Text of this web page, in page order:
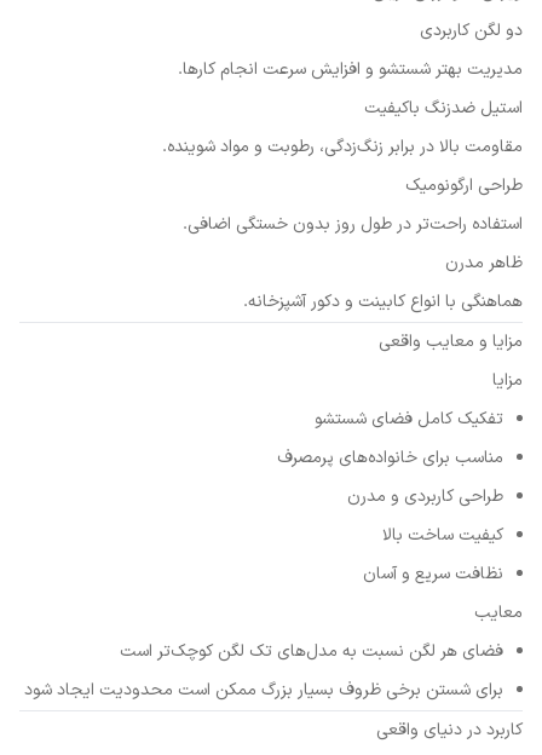
دو لگن کاربردی
مدیریت بهتر شستشو و افزایش سرعت انجام کارها.
استیل ضدزنگ باکیفیت
مقاومت بالا در برابر زنگ‌زدگی، رطوبت و مواد شوینده.
طراحی ارگونومیک
استفاده راحت‌تر در طول روز بدون خستگی اضافی.
ظاهر مدرن
هماهنگی با انواع کابینت و دکور آشپزخانه.
مزایا و معایب واقعی
مزایا
تفکیک کامل فضای شستشو
مناسب برای خانواده‌های پرمصرف
طراحی کاربردی و مدرن
کیفیت ساخت بالا
نظافت سریع و آسان
معایب
فضای هر لگن نسبت به مدل‌های تک لگن کوچک‌تر است
برای شستن برخی ظروف بسیار بزرگ ممکن است محدودیت ایجاد شود
کاربرد در دنیای واقعی